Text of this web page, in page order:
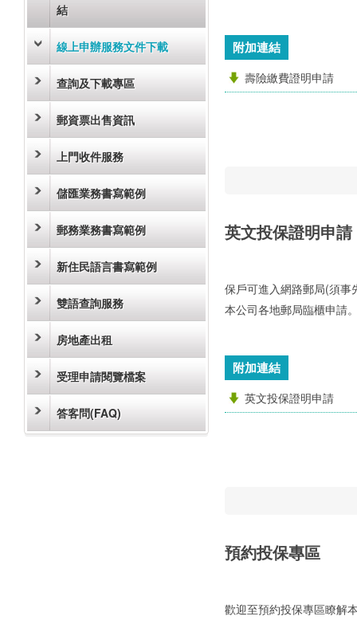
結
線上申辦服務文件下載
查詢及下載專區
郵資票出售資訊
上門收件服務
儲匯業務書寫範例
郵務業務書寫範例
新住民語言書寫範例
雙語查詢服務
房地產出租
受理申請閱覽檔案
答客問(FAQ)
附加連結
壽險繳費證明申請
英文投保證明申請
保戶可進入網路郵局(須事
本公司各地郵局臨櫃申請
附加連結
英文投保證明申請
預約投保專區
歡迎至預約投保專區瞭解